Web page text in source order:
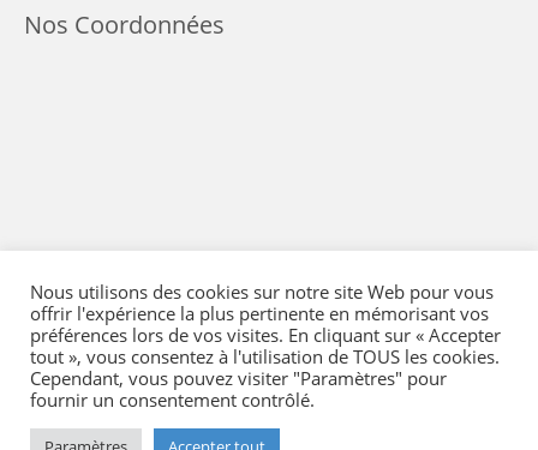
Nos Coordonnées
Mentions Légales-Conditions générales de vente
-Politique qualité- Moyens de paiement-
Nous utilisons des cookies sur notre site Web pour vous
offrir l'expérience la plus pertinente en mémorisant vos
préférences lors de vos visites. En cliquant sur « Accepter
tout », vous consentez à l'utilisation de TOUS les cookies.
Cependant, vous pouvez visiter "Paramètres" pour
fournir un consentement contrôlé.